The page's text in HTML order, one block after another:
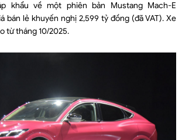
khẩu về một phiên bản Mustang Mach-E
bán lẻ khuyến nghị 2,599 tỷ đồng (đã VAT). Xe
từ tháng 10/2025.